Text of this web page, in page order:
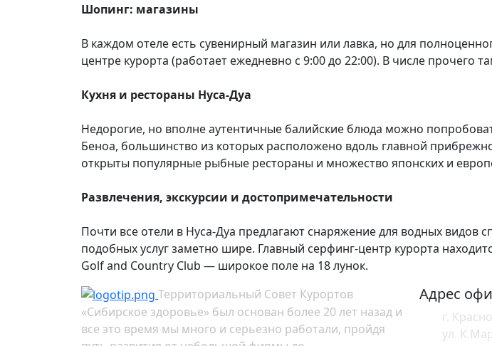
Шопинг: магазины
В каждом отеле есть сувенирный магазин или лавка, но для
центре курорта (работает ежедневно с 9:00 до 22:00). В числе прочего
Кухня и рестораны Нуса-Дуа
Недорогие, но вполне аутентичные балийские блюда можно
Беноа, большинство из которых расположено вдоль главной
открыты популярные рыбные рестораны и множество японских и
Развлечения, экскурсии и достопримечательности
Почти все отели в Нуса-Дуа предлагают снаряжение для водных
подобных услуг заметно шире. Главный серфинг-центр курорта
Golf and Country Club — широкое поле на 18 лунок.
Территориальный Совет Курортов
«Сибирское здоровье» был основан более 20 лет назад и
все это время мы много и серьезно работали, пройдя
Адрес
г.
ул.